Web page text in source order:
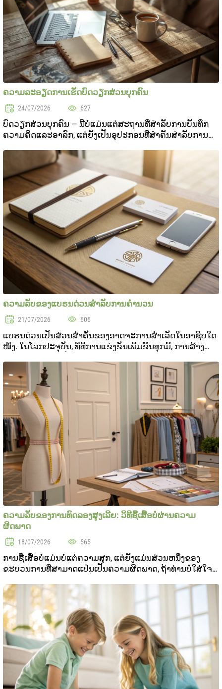
ຄວາມລະອຽດການເຮັດບົດວຽກສ່ວນບຸກຄົນ
24/07/2026 627
ບົດວຽກສ່ວນບຸກຄົນ — ນີ້ບໍ່ແມ່ນແຕ່ສະຖານທີ່ສໍາລັບການບັນທຶກ
ຄວາມຄິດແລະອາລົກ, ແຕ່ຍັງເປັນອຸປະກອນທີ່ສຳຄັນສໍາລັບການ
ວຽກ, ເພື່ອບິດບົດບັນທຶກສິ່ງທີ່ສຳຄັນ, ບັນທຶກສ..
ຄວາມລັບຂອງແບຣນດ່ວນສໍາລັບການຄໍານວນ
21/07/2026 606
ແບຣນດ່ວນເປັນສ່ວນສຳຄັນຂອງອາດຈະການສໍາເລັດໃນອາຊີບໃດ
ໜຶ່ງ. ໃນໂລກປະຈຸບັນ, ທີ່ທີ່ການແຂ່ງຂັນເພີ່ມຂຶ້ນທຸກມື້, ການສ້າງ
ແລະສະຖານທີ່ແລະສະຖານທີ່ກະທົບໃຈສ່ວນກ່ຽວກັບຄວ..
ຄວາມລັບຂອງການທົດລອງສູງເລີຍ: ວິທີຊື້ເສື້ອບໍ່ຜ່ານຄວາມ
ຜິດພາດ
18/07/2026 565
ການຊື້ເສື້ອບໍ່ແມ່ນບໍ່ແຕ່ຄວາມສຸກ, ແຕ່ຍັງແມ່ນສ່ວນຫນຶ່ງຂອງ
ຂະບວນການທີ່ສາມາດແປ່ນເປັນຄວາມຜິດພາດ, ຖ້າທ່ານບໍ່ໃສ່ໃຈ
ຜິດພາດ ແລະໃຫ້ເສື້ອໃໝ່ສົມບູນ ຈາກບົດບາດເຊິ..